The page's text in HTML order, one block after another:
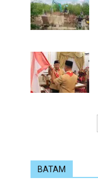
BATAM